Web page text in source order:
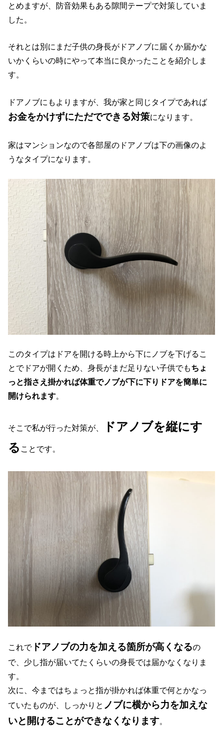
とめますが、防音効果もある隙間テープで対策していま
した。
それとは別にまだ子供の身長がドアノブに届くか届かな
いかくらいの時にやって本当に良かったことを紹介しま
す。
ドアノブにもよりますが、我が家と同じタイプであれば
お金をかけずにただでできる対策になります。
家はマンションなので各部屋のドアノブは下の画像のよ
うなタイプになります。
このタイプはドアを開ける時上から下にノブを下げるこ
とでドアが開くため、身長がまだ足りない子供でもちょ
っと指さえ掛かれば体重でノブが下に下りドアを簡単に
開けられます。
そこで私が行った対策が、
ドアノブを縦にす
る ことです。
これでドアノブの力を加える箇所が高くなるの
で、少し指が届いてたくらいの身長では届かなくなりま
す。
次に、今まではちょっと指が掛かれば体重で何とかなっ
ていたものが、しっかりと ノブに横から力を加えな
いと開けることができなくなります。